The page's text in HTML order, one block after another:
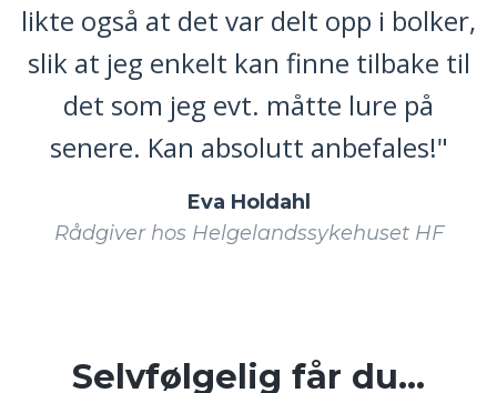
likte også at det var delt opp i bolker,
slik at jeg enkelt kan finne tilbake til
det som jeg evt. måtte lure på
senere. Kan absolutt anbefales!"
Eva Holdahl
Rådgiver hos Helgelandssykehuset HF
Selvfølgelig får du...